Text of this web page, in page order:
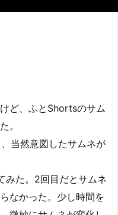
ど、ふとShortsのサム
。
当然意図したサムネが
みた。2回目だとサムネ
なかった。少し時間を